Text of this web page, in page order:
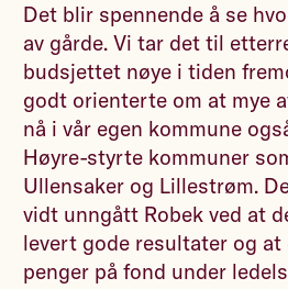
Det blir spennende å se
av gårde. Vi tar det til
budsjettet nøye i tiden
godt orienterte om at mye
nå i vår egen kommune
Høyre-styrte kommuner
Ullensaker og Lillestrøm.
vidt unngått Robek ved at
levert gode resultater og at
penger på fond under